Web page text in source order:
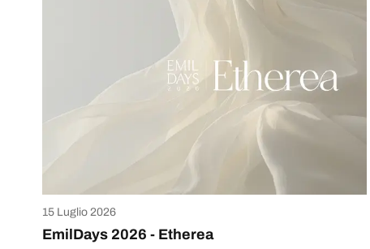
15 Luglio 2026
EmilDays 2026 - Etherea